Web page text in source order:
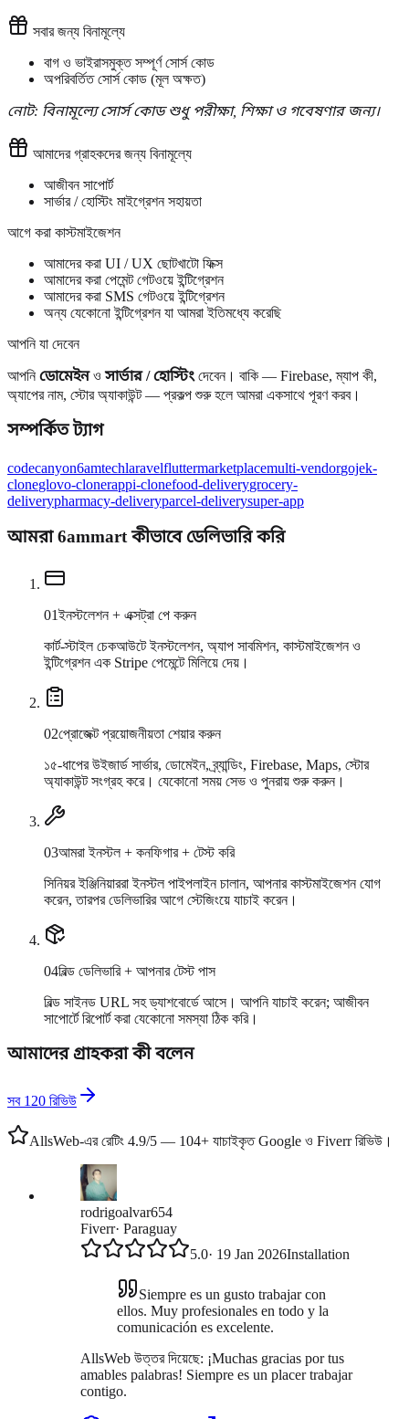
সবার জন্য বিনামূল্যে
বাগ ও ভাইরাসমুক্ত সম্পূর্ণ সোর্স কোড
অপরিবর্তিত সোর্স কোড (মূল অক্ষত)
নোট: বিনামূল্যে সোর্স কোড শুধু পরীক্ষা, শিক্ষা ও গবেষণার জন্য।
আমাদের গ্রাহকদের জন্য বিনামূল্যে
আজীবন সাপোর্ট
সার্ভার / হোস্টিং মাইগ্রেশন সহায়তা
আগে করা কাস্টমাইজেশন
আমাদের করা UI / UX ছোটখাটো ফিক্স
আমাদের করা পেমেন্ট গেটওয়ে ইন্টিগ্রেশন
আমাদের করা SMS গেটওয়ে ইন্টিগ্রেশন
অন্য যেকোনো ইন্টিগ্রেশন যা আমরা ইতিমধ্যে করেছি
আপনি যা দেবেন
আপনিডোমেইনওসার্ভার / হোস্টিং দেবেন। বাকি — Firebase, ম্যাপ কী,
অ্যাপের নাম, স্টোর অ্যাকাউন্ট — প্রকল্প শুরু হলে আমরা একসাথে পূরণ করব।
সম্পর্কিত ট্যাগ
codecanyon6amtechlaravelfluttermarketplacemulti-vendorgojek-
cloneglovo-clonerappi-clonefood-deliverygrocery-
deliverypharmacy-deliveryparcel-deliverysuper-app
আমরা 6ammart কীভাবে ডেলিভারি করি
01ইনস্টলেশন + এক্সট্রা পে করুন
কার্ট-স্টাইল চেকআউটে ইনস্টলেশন, অ্যাপ সাবমিশন, কাস্টমাইজেশন ও
ইন্টিগ্রেশন এক Stripe পেমেন্টে মিলিয়ে দেয়।
02প্রোজেক্ট প্রয়োজনীয়তা শেয়ার করুন
১৫-ধাপের উইজার্ড সার্ভার, ডোমেইন, ব্র্যান্ডিং, Firebase, Maps, স্টোর
অ্যাকাউন্ট সংগ্রহ করে। যেকোনো সময় সেভ ও পুনরায় শুরু করুন।
03আমরা ইনস্টল + কনফিগার + টেস্ট করি
সিনিয়র ইঞ্জিনিয়াররা ইনস্টল পাইপলাইন চালান, আপনার কাস্টমাইজেশন যোগ
করেন, তারপর ডেলিভারির আগে স্টেজিংয়ে যাচাই করেন।
04বিল্ড ডেলিভারি + আপনার টেস্ট পাস
বিল্ড সাইনড URL সহ ড্যাশবোর্ডে আসে। আপনি যাচাই করেন; আজীবন
সাপোর্টে রিপোর্ট করা যেকোনো সমস্যা ঠিক করি।
আমাদের গ্রাহকরা কী বলেন
সব 120 রিভিউ
AllsWeb-এর রেটিং 4.9/5 — 104+ যাচাইকৃত Google ও Fiverr রিভিউ।
rodrigoalvar654
Fiverr· Paraguay
5.0· 19 Jan 2026Installation
Siempre es un gusto trabajar con
ellos. Muy profesionales en todo y la
comunicación es excelente.
AllsWeb উত্তর দিয়েছে: ¡Muchas gracias por tus
amables palabras! Siempre es un placer trabajar
contigo.